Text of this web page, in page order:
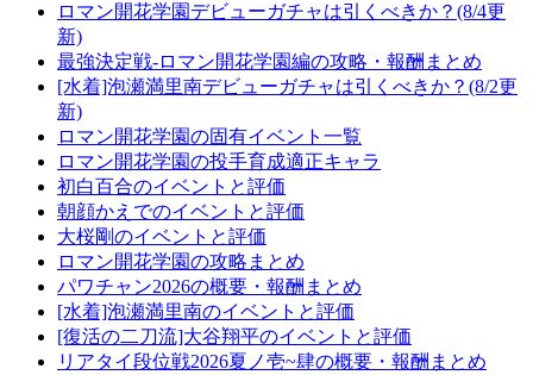
ロマン開花学園デビューガチャは引くべきか？(8/4更
新)
最強決定戦-ロマン開花学園編の攻略・報酬まとめ
[水着]泡瀬満里南デビューガチャは引くべきか？(8/2更
新)
ロマン開花学園の固有イベント一覧
ロマン開花学園の投手育成適正キャラ
初白百合のイベントと評価
朝顔かえでのイベントと評価
大桜剛のイベントと評価
ロマン開花学園の攻略まとめ
パワチャン2026の概要・報酬まとめ
[水着]泡瀬満里南のイベントと評価
[復活の二刀流]大谷翔平のイベントと評価
リアタイ段位戦2026夏ノ壱~肆の概要・報酬まとめ